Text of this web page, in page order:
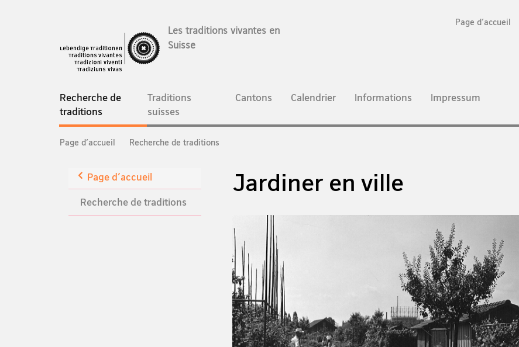
Page d'accueil
Les traditions vivantes en
Suisse
Navigation
Recherche de
traditionscurrent
page
Traditions
suisses
Cantons Calendrier Informations Impressum
Breadcrumb
Page d'accueil Recherche de traditions
Retour
Page d'accueil
Recherche de traditions
Jardiner en ville